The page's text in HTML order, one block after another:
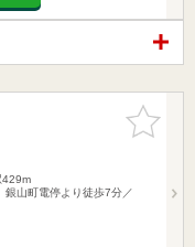
お気に入
りに追加
429m
銀山町電停より徒歩7分／